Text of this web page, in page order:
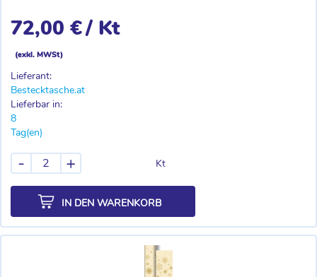
72,00 €/ Kt
(exkl. MWSt)
Lieferant:
Bestecktasche.at
Lieferbar in:
8
Tag(en)
Kt
- +
IN DEN WARENKORB